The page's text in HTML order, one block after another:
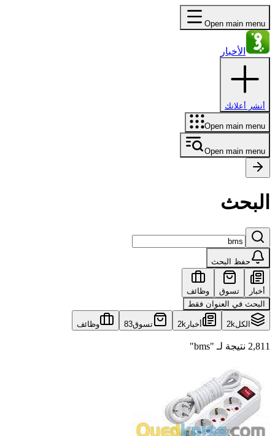
Open main menu
الأخبار
أنشر أعلانك
Open main menu
Open main menu
البحث
حفظ البحث
أخبار تسوق
وظائف
البحث في العنوان فقط
الكل2k أخبار 2k تسوق83 وظائف
2,811 نتيجة لـ "bms"